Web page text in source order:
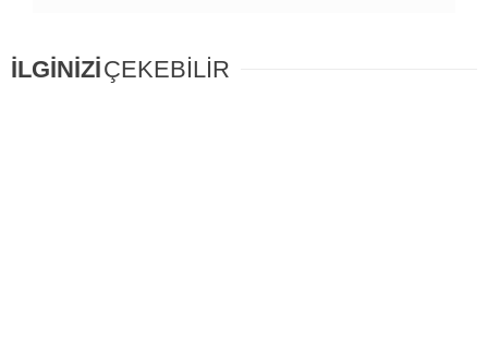
İLGİNİZİÇEKEBİLİR